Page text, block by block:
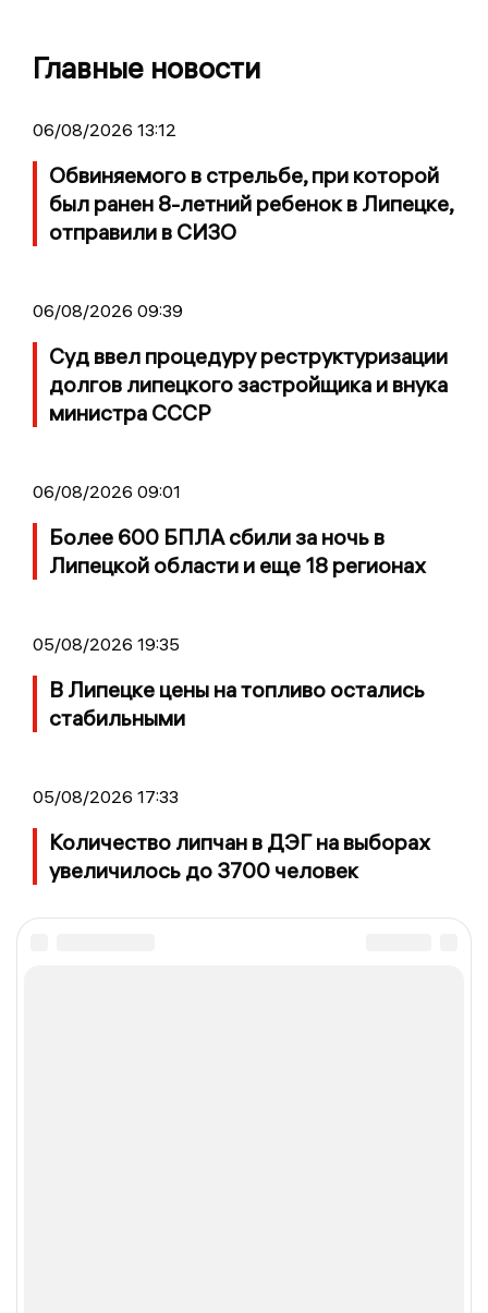
Главные новости
06/08/2026 13:12
Обвиняемого в стрельбе, при которой
был ранен 8-летний ребенок в Липецке,
отправили в СИЗО
06/08/2026 09:39
Суд ввел процедуру реструктуризации
долгов липецкого застройщика и внука
министра СССР
06/08/2026 09:01
Более 600 БПЛА сбили за ночь в
Липецкой области и еще 18 регионах
05/08/2026 19:35
В Липецке цены на топливо остались
стабильными
05/08/2026 17:33
Количество липчан в ДЭГ на выборах
увеличилось до 3700 человек